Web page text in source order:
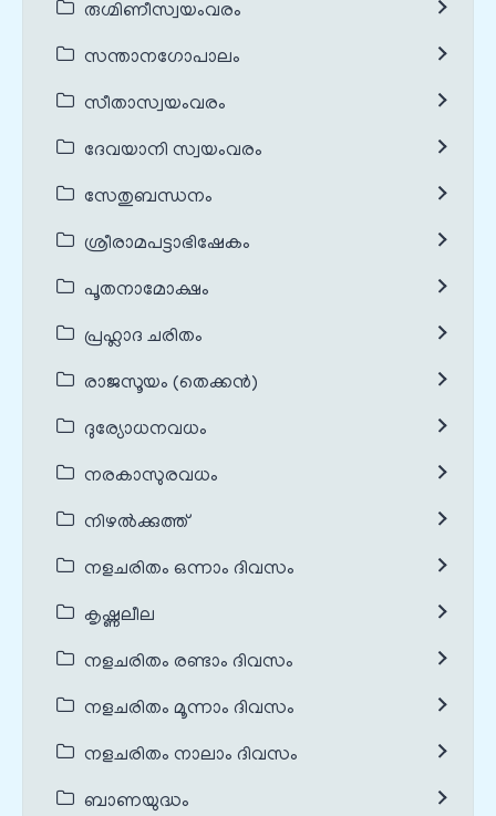
രുഗ്മിണീസ്വയംവരം
സന്താനഗോപാലം
സീതാസ്വയംവരം
ദേവയാനി സ്വയംവരം
സേതുബന്ധനം
ശ്രീരാമപട്ടാഭിഷേകം
പൂതനാമോക്ഷം
പ്രഹ്ലാദ ചരിതം
രാജസൂയം (തെക്കൻ)
ദുര്യോധനവധം
നരകാസുരവധം
നിഴൽക്കുത്ത്
നളചരിതം ഒന്നാം ദിവസം
കൃഷ്ണലീല
നളചരിതം രണ്ടാം ദിവസം
നളചരിതം മൂന്നാം ദിവസം
നളചരിതം നാലാം ദിവസം
ബാണയുദ്ധം